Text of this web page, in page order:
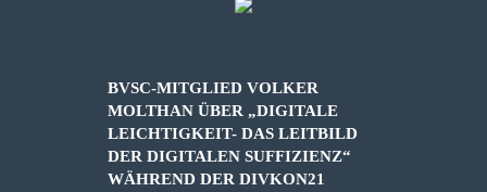
BVSC-MITGLIED VOLKER
MOLTHAN ÜBER „DIGITALE
LEICHTIGKEIT- DAS LEITBILD
DER DIGITALEN SUFFIZIENZ“
WÄHREND DER DIVKON21